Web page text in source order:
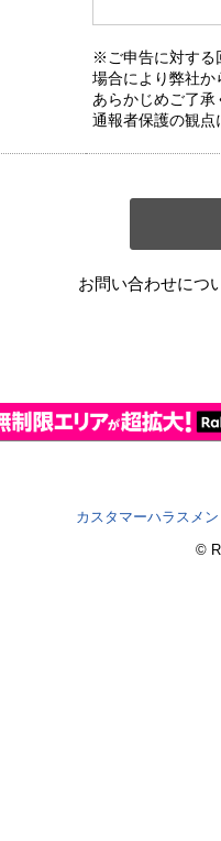
※ご申告に対する
場合により弊社か
あらかじめご了承
通報者保護の観点
お問い合わせにつ
カスタマーハラスメ
©